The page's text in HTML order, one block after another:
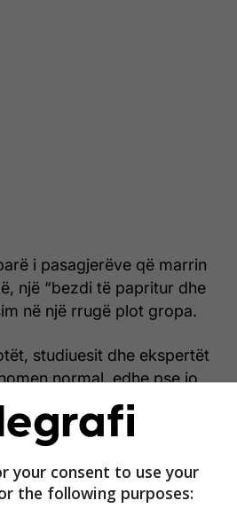
i pasagjerëve që marrin
një “bezdi të papritur dhe
në një rrugë plot gropa.
studiuesit dhe ekspertët
normal, edhe pse jo
arrijnë me qetësi të
veten.
një goditje në fluturim,
më qetësisht, ja 10
your consent to use your
the following purposes: